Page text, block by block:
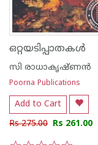
ഒറ്റയടിപ്പാതകള്‍
സി രാധാകൃഷ്ണന്‍
Poorna Publications
Add to Cart
Rs 275.00 Rs 261.00